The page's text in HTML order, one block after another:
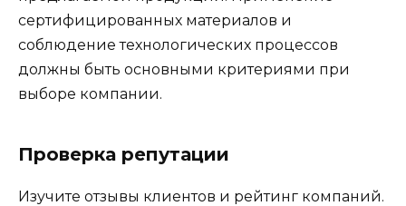
сертифицированных материалов и
соблюдение технологических процессов
должны быть основными критериями при
выборе компании.
Проверка репутации
Изучите отзывы клиентов и рейтинг компаний.